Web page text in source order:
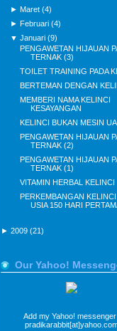
► Maret (4)
► Februari (4)
▼ Januari (9)
PENGAWETAN HIJAUAN
TERNAK (3)
TOILET TRAINING PADA
BERTEMAN DENGAN
MEMBERI NAMA KELINCI
KESAYANGAN
KELINCI BUKAN MESIN
PENGAWETAN HIJAUAN
TERNAK (2)
PENGAWETAN HIJAUAN
TERNAK (1)
VITAMIN HERBAL KELINCI
PERKEMBANGAN KELINCI
USIA 150 HARI
► 2009 (21)
Our Yahoo!
Add my Yahoo! messenger